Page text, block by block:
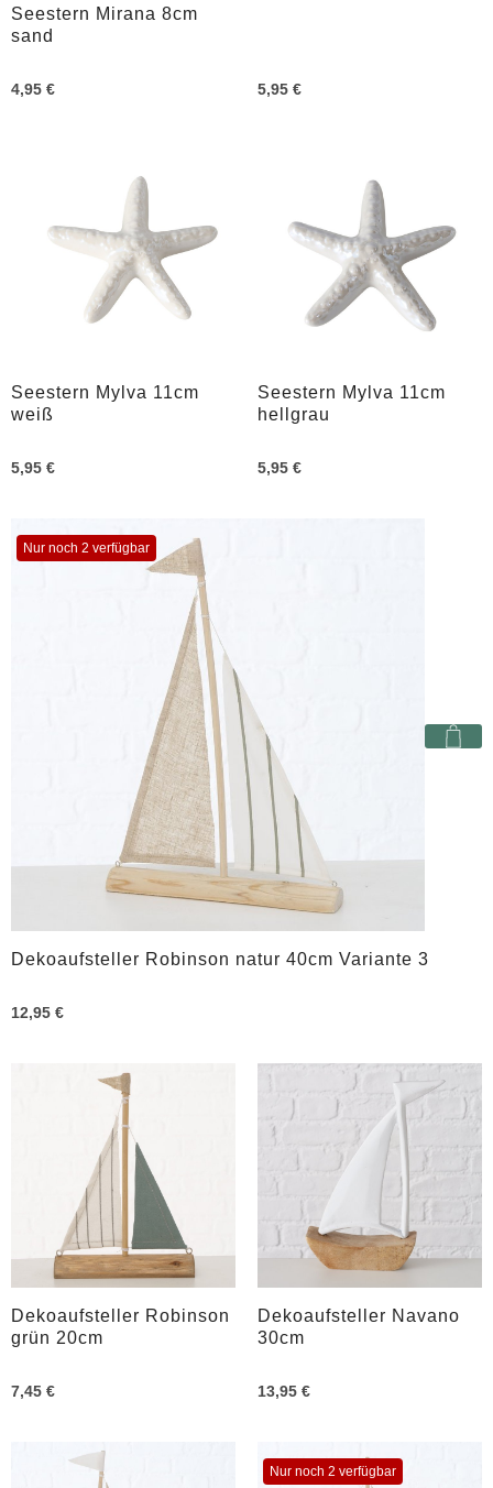
Seestern Mirana 8cm
sand
4,95 € 5,95 €
Seestern Mylva 11cm
weiß
5,95 €
Seestern Mylva 11cm
hellgrau
5,95 €
Nur noch 2 verfügbar
Dekoaufsteller Robinson natur 40cm Variante 3
12,95 €
Dekoaufsteller Robinson
grün 20cm
7,45 €
Dekoaufsteller Navano
30cm
13,95 €
Nur noch 2 verfügbar